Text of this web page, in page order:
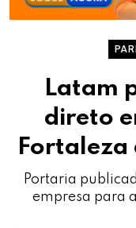
Latam
direto
Fortaleza
Portaria
empresa para